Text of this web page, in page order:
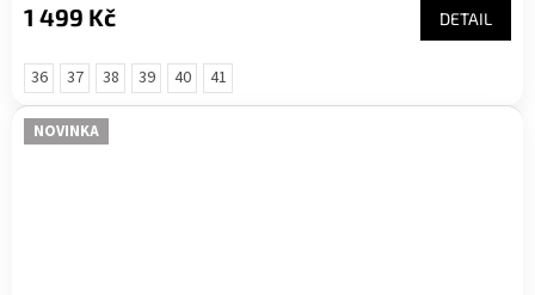
1 499 Kč DETAIL
36 37 38 39 40 41
NOVINKA